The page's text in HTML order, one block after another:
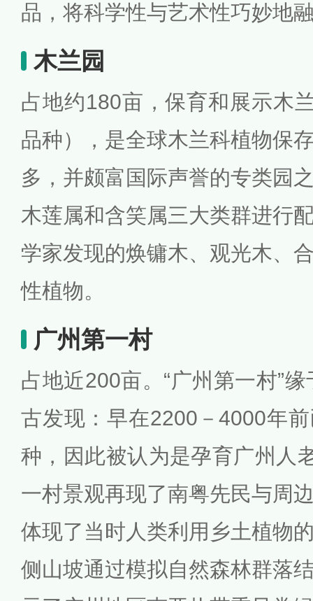
品，将科学性与艺术性巧妙地
木兰园
占地约180亩，保育和展示木
品种），是全球木兰科植物保
多，并颇富国际声誉的专类园
木莲属和含笑属三大类群进行
学家发现的焕镛木、观光木、
性植物。
广州第一村
占地近200亩。“广州第一村”
古发现：早在2200－4000年
种，因此被认为是孕育广州人
一村景观再现了南粤先民与周
体现了当时人类利用乡土植物
侧山坡通过模拟自然森林群落